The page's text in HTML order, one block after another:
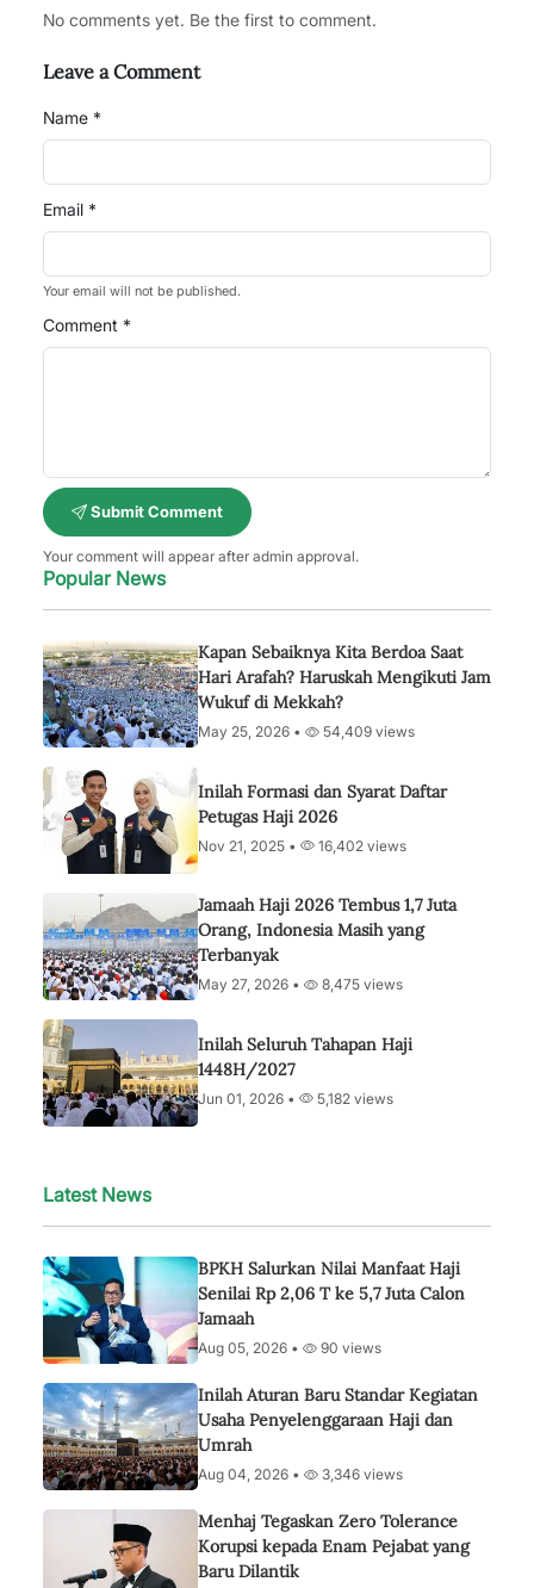
No comments yet. Be the first to comment.
Leave a Comment
Name *
Email *
Your email will not be published.
Comment *
Submit Comment
Your comment will appear after admin approval.
Popular News
Kapan Sebaiknya Kita Berdoa Saat
Hari Arafah? Haruskah Mengikuti Jam
Wukuf di Mekkah?
May 25, 2026 • 54,409 views
Inilah Formasi dan Syarat Daftar
Petugas Haji 2026
Nov 21, 2025 • 16,402 views
Jamaah Haji 2026 Tembus 1,7 Juta
Orang, Indonesia Masih yang
Terbanyak
May 27, 2026 • 8,475 views
Inilah Seluruh Tahapan Haji
1448H/2027
Jun 01, 2026 • 5,182 views
Latest News
BPKH Salurkan Nilai Manfaat Haji
Senilai Rp 2,06 T ke 5,7 Juta Calon
Jamaah
Aug 05, 2026 • 90 views
Inilah Aturan Baru Standar Kegiatan
Usaha Penyelenggaraan Haji dan
Umrah
Aug 04, 2026 • 3,346 views
Menhaj Tegaskan Zero Tolerance
Korupsi kepada Enam Pejabat yang
Baru Dilantik